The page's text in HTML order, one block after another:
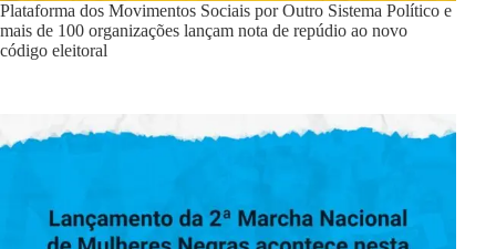
Plataforma dos Movimentos Sociais por Outro Sistema Político e
mais de 100 organizações lançam nota de repúdio ao novo
código eleitoral